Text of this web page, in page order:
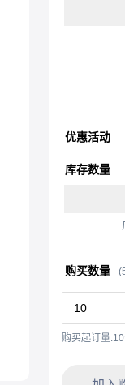
优惠活动
库存数量
购买数量
购买起订量